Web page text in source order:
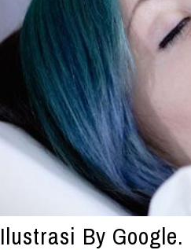
Ilustrasi By Google.